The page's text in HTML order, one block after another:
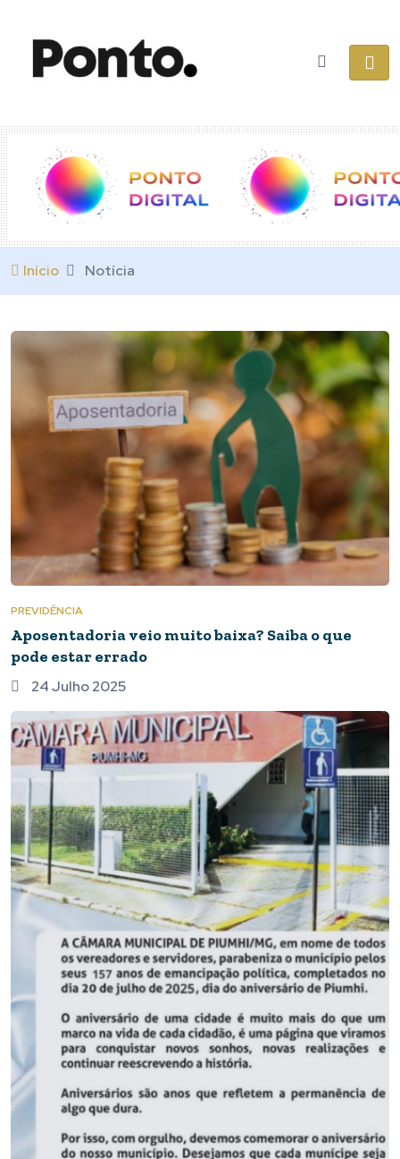
Início Notícia
PREVIDÊNCIA
Aposentadoria veio muito baixa? Saiba o que
pode estar errado
24 Julho 2025